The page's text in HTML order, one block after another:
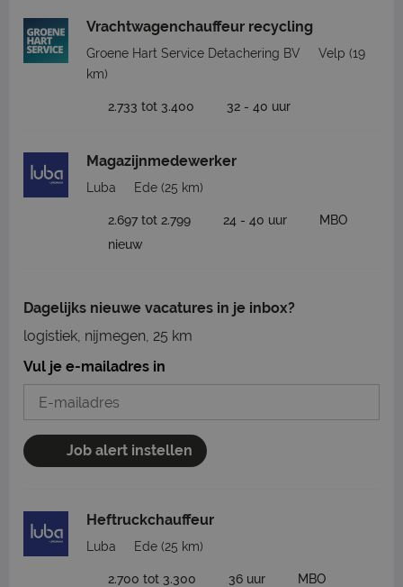
Vrachtwagenchauffeur recycling
Groene Hart Service Detachering BV Velp (19
km)
2.733 tot 3.400 32 - 40 uur
Magazijnmedewerker
Luba Ede (25 km)
2.697 tot 2.799 24 - 40 uur
MBO
nieuw
Dagelijks nieuwe vacatures in je inbox?
logistiek, nijmegen, 25 km
Vul je e-mailadres in
Job alert instellen
Heftruckchauffeur
Luba Ede (25 km)
2.700 tot 3.300 36 uur
MBO